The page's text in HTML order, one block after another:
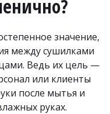
значение,
между сушилками
Ведь их цель —
или клиенты
после мытья и
руках.